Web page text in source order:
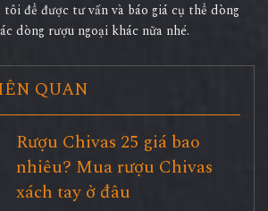
tôi để được tư vấn và báo giá cụ thể dòng
dòng rượu ngoại khác nữa nhé.
QUAN
Rượu Chivas 25 giá bao
nhiêu? Mua rượu Chivas
xách tay ở đâu